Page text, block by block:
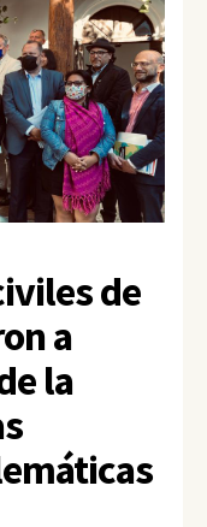
de
a
la